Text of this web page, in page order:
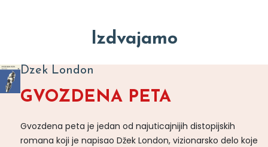
Izdvajamo
Dzek London
GVOZDENA PETA
Gvozdena peta je jedan od najuticajnijih distopijskih
romana koji je napisao Džek London, vizionarsko delo koje